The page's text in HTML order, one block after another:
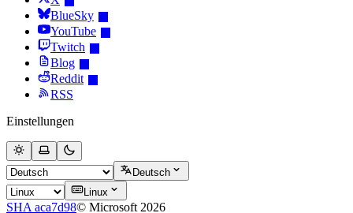
BlueSky
YouTube
Twitch
Blog
Reddit
RSS
Einstellungen
Deutsch
Linux
SHA aca7d98© Microsoft 2026